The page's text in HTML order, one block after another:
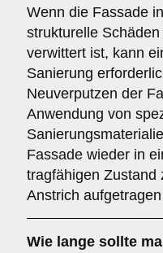
Wenn die Fassade
strukturelle
verwittert ist, kann
Sanierung
Neuverputzen der
Anwendung von
Fassade wieder in
tragfähigen Zustand
Anstrich
Wie lange sollte